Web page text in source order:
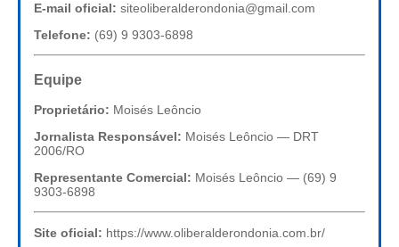
E-mail oficial: siteoliberalderondonia@gmail.com
Telefone: (69) 9 9303-6898
Equipe
Proprietário: Moisés Leôncio
Jornalista Responsável: Moisés Leôncio — DRT
2006/RO
Representante Comercial: Moisés Leôncio — (69) 9
9303-6898
Site oficial: https://www.oliberalderondonia.com.br/